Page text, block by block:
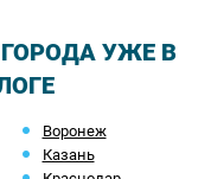
УЖЕ В
Воронеж
Казань